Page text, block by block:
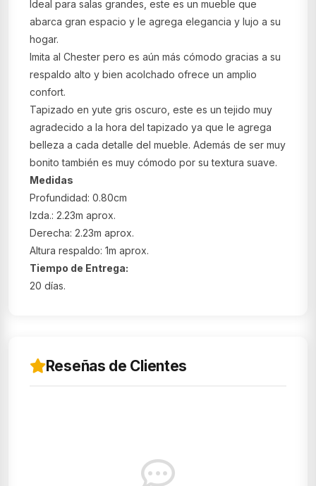
Ideal para salas grandes, este es un mueble que
abarca gran espacio y le agrega elegancia y lujo a su
hogar.
Imita al Chester pero es aún más cómodo gracias a su
respaldo alto y bien acolchado ofrece un amplio
confort.
Tapizado en yute gris oscuro, este es un tejido muy
agradecido a la hora del tapizado ya que le agrega
belleza a cada detalle del mueble. Además de ser muy
bonito también es muy cómodo por su textura suave.
Medidas
Profundidad: 0.80cm
Izda.: 2.23m aprox.
Derecha: 2.23m aprox.
Altura respaldo: 1m aprox.
Tiempo de Entrega:
20 días.
Reseñas de Clientes